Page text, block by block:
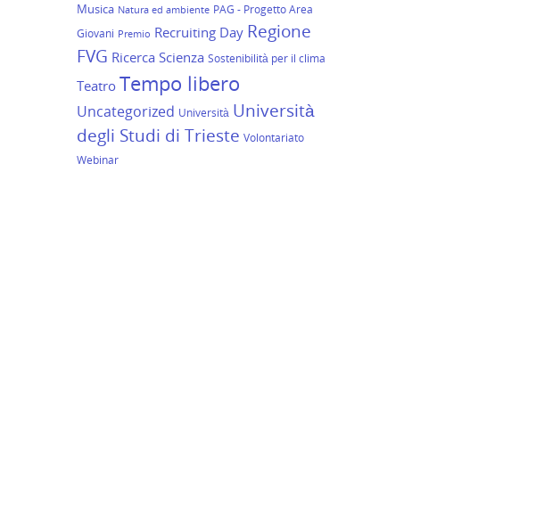
Musica Natura ed ambiente PAG - Progetto Area
Giovani Premio Recruiting Day Regione
FVG Ricerca Scienza Sostenibilità per il clima
Teatro Tempo libero
Uncategorized Università Università
degli Studi di Trieste Volontariato
Webinar